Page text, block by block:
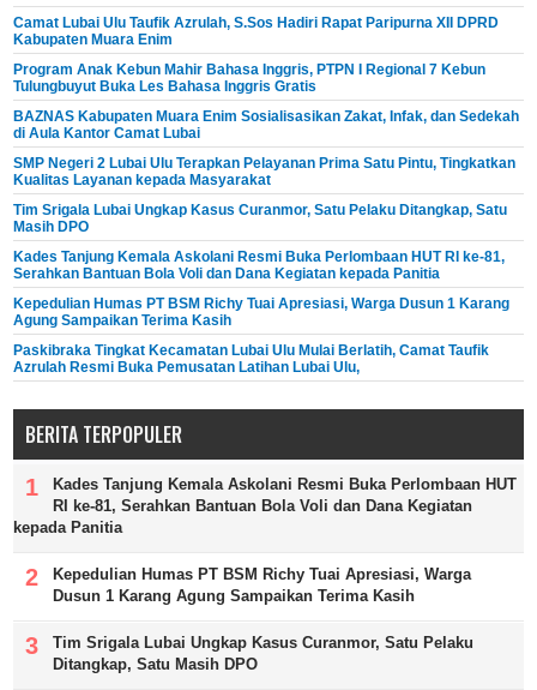
Camat Lubai Ulu Taufik Azrulah, S.Sos Hadiri Rapat Paripurna XII DPRD
Kabupaten Muara Enim
Program Anak Kebun Mahir Bahasa Inggris, PTPN I Regional 7 Kebun
Tulungbuyut Buka Les Bahasa Inggris Gratis
BAZNAS Kabupaten Muara Enim Sosialisasikan Zakat, Infak, dan Sedekah
di Aula Kantor Camat Lubai
SMP Negeri 2 Lubai Ulu Terapkan Pelayanan Prima Satu Pintu, Tingkatkan
Kualitas Layanan kepada Masyarakat
Tim Srigala Lubai Ungkap Kasus Curanmor, Satu Pelaku Ditangkap, Satu
Masih DPO
Kades Tanjung Kemala Askolani Resmi Buka Perlombaan HUT RI ke-81,
Serahkan Bantuan Bola Voli dan Dana Kegiatan kepada Panitia
Kepedulian Humas PT BSM Richy Tuai Apresiasi, Warga Dusun 1 Karang
Agung Sampaikan Terima Kasih
Paskibraka Tingkat Kecamatan Lubai Ulu Mulai Berlatih, Camat Taufik
Azrulah Resmi Buka Pemusatan Latihan Lubai Ulu,
BERITA TERPOPULER
Kades Tanjung Kemala Askolani Resmi Buka Perlombaan HUT
RI ke-81, Serahkan Bantuan Bola Voli dan Dana Kegiatan
kepada Panitia
Kepedulian Humas PT BSM Richy Tuai Apresiasi, Warga
Dusun 1 Karang Agung Sampaikan Terima Kasih
Tim Srigala Lubai Ungkap Kasus Curanmor, Satu Pelaku
Ditangkap, Satu Masih DPO